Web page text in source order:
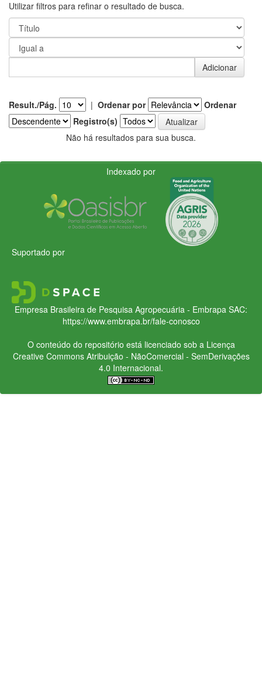
Utilizar filtros para refinar o resultado de busca.
Result./Pág. | Ordenar por
Ordenar
Registro(s)
Não há resultados para sua busca.
Indexado por
Suportado por
Empresa Brasileira de Pesquisa Agropecuária - Embrapa SAC:
https://www.embrapa.br/fale-conosco
O conteúdo do repositório está licenciado sob a Licença
Creative CommonsAtribuição - NãoComercial - SemDerivações
4.0 Internacional.